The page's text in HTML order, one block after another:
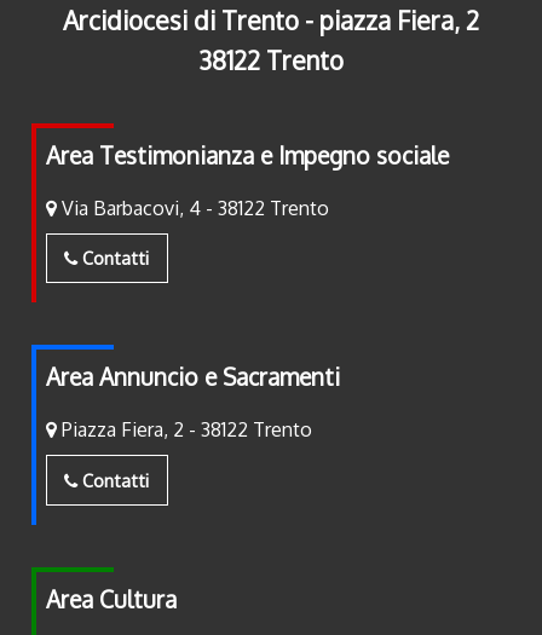
Arcidiocesi di Trento - piazza Fiera, 2
38122 Trento
Area Testimonianza e Impegno sociale
Via Barbacovi, 4 - 38122 Trento
Contatti
Area Annuncio e Sacramenti
Piazza Fiera, 2 - 38122 Trento
Contatti
Area Cultura